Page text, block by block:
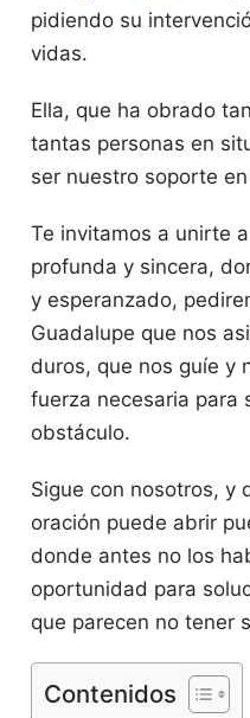
pidiendo su
vidas.
Ella, que ha obrado
tantas personas en
ser nuestro soporte
Te invitamos a unirte
profunda y sincera,
y esperanzado,
Guadalupe que nos
duros, que nos guíe y
fuerza necesaria para
obstáculo.
Sigue con nosotros, y
oración puede abrir
donde antes no los
oportunidad para
que parecen no tener
Contenidos